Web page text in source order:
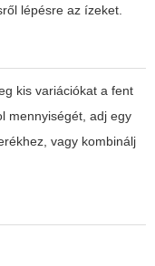
lépésre az ízeket.
kis variációkat a fent
mennyiségét, adj egy
vagy kombinálj